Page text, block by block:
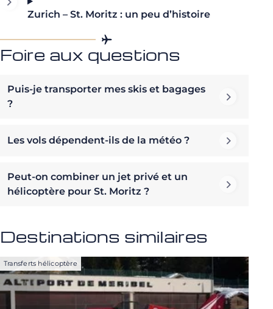
Zurich – St. Moritz : un peu d’histoire
Foire aux questions
Puis-je transporter mes skis et bagages
?
Les vols dépendent-ils de la météo ?
Peut-on combiner un jet privé et un
hélicoptère pour St. Moritz ?
Destinations similaires
Transferts hélicoptère